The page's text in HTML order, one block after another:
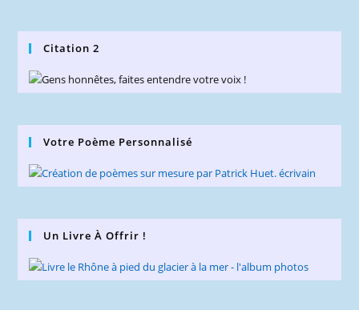
Citation 2
Votre Poème Personnalisé
Un Livre À Offrir !